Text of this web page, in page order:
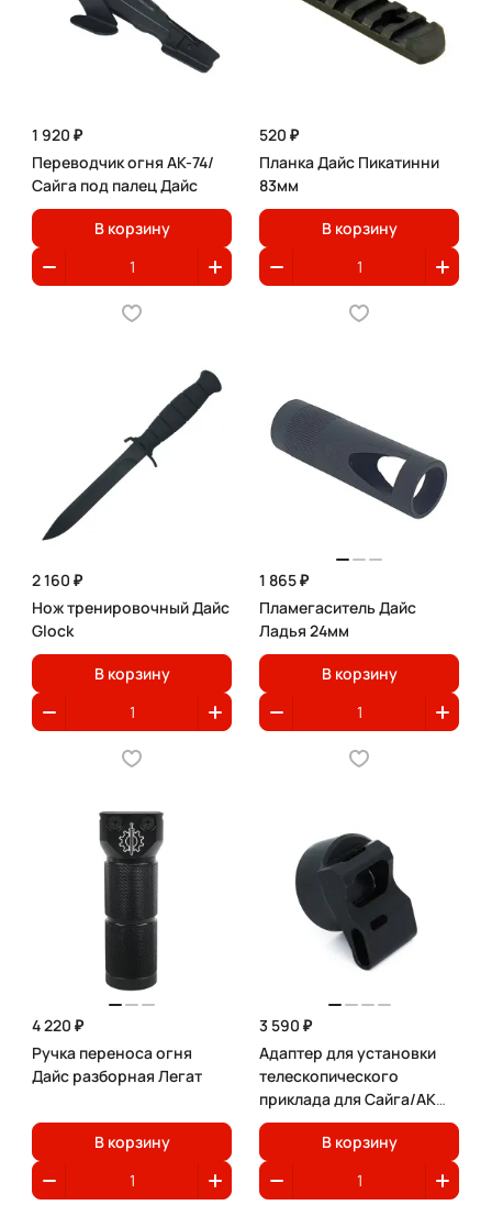
1 920 ₽
Переводчик огня АК-74/
Сайга под палец Дайс
В корзину
520 ₽
Планка Дайс Пикатинни
83мм
В корзину
2 160 ₽
Нож тренировочный Дайс
Glock
В корзину
1 865 ₽
Пламегаситель Дайс
Ладья 24мм
В корзину
4 220 ₽
Ручка переноса огня
Дайс разборная Легат
В корзину
3 590 ₽
Адаптер для установки
телескопического
приклада для Сайга/АК
Дайс
В корзину